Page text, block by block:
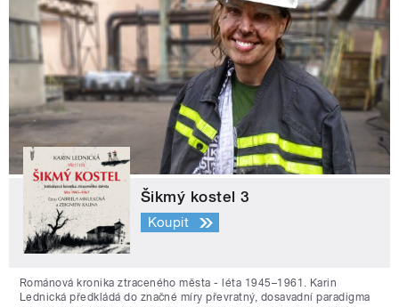
Šikmý kostel 3
Koupit
Románová kronika ztraceného města - léta 1945–1961. Karin
Lednická předkládá do značné míry převratný, dosavadní paradigma